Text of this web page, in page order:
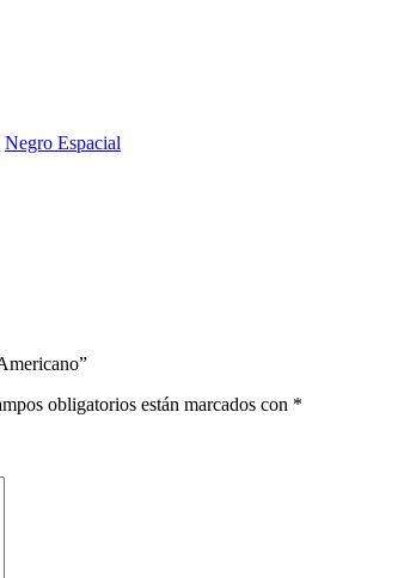
Negro Espacial
obligatorios están marcados con *